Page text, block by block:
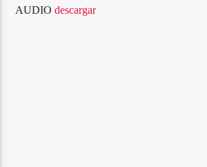
AUDIO descargar